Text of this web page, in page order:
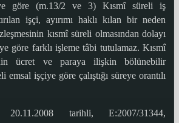
göre (m.13/2 ve 3) Kısmî süreli iş
işçi, ayırımı haklı kılan bir neden
kısmî süreli olmasından dolayı
göre farklı işleme tâbi tutulamaz. Kısmî
ücret ve paraya ilişkin bölünebilir
emsal işçiye göre çalıştığı süreye orantılı
tarihli, E:2007/31344,